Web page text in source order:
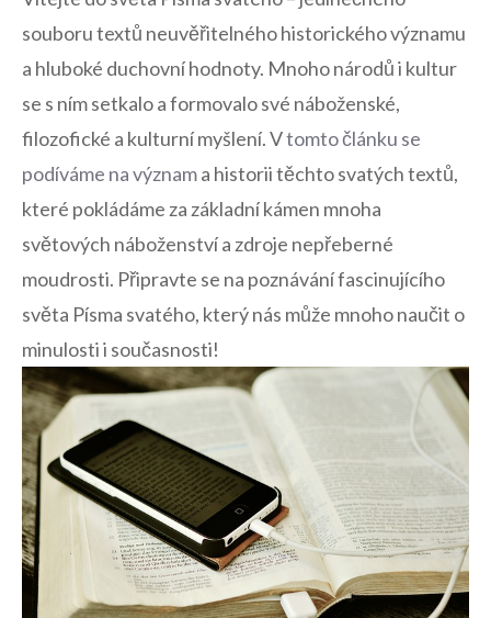
souboru textů neuvěřitelného historického významu
a hluboké ⁤duchovní hodnoty. Mnoho národů i kultur
se‌ s ‌ním setkalo​ a formovalo své náboženské,⁣
filozofické⁤ a⁢ kulturní myšlení.⁤ Vtomto článku ⁢se
podíváme ‍na význama ‌historii těchto svatých textů,
které⁣ pokládáme​ za základní kámen mnoha‌
světových náboženství a​ zdroje nepřeberné
moudrosti. Připravte se na⁢ poznávání fascinujícího
světa Písma​ svatého, ⁢který ⁢nás‌ může mnoho naučit‍ o
minulosti i současnosti!